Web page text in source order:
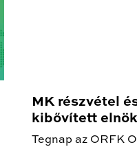
MK részvétel
kibővített
Tegnap az ORFK